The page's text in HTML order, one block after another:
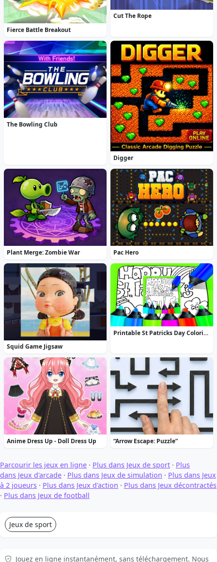
Fierce Battle Breakout
Cut The Rope
The Bowling Club
Digger
Plant Merge: Zombie War Pac Hero
Squid Game Jigsaw
Printable St Patricks Day Coloring Pages
Anime Dress Up - Doll Dress Up “Arrow Escape: Puzzle”
Parcourir les jeux en ligne · Plus dans Jeux de sport · Plus
dans Jeux d'arcade · Plus dans Jeux de simulation · Plus dans Jeux
à 2 joueurs · Plus dans Jeux d'action · Plus dans Jeux décontractés
· Plus dans Jeux de football
Jeux de sport
Jouez en ligne instantanément, sans téléchargement. Nous